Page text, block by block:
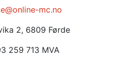
mc.no
2, 6809 Førde
259 713 MVA